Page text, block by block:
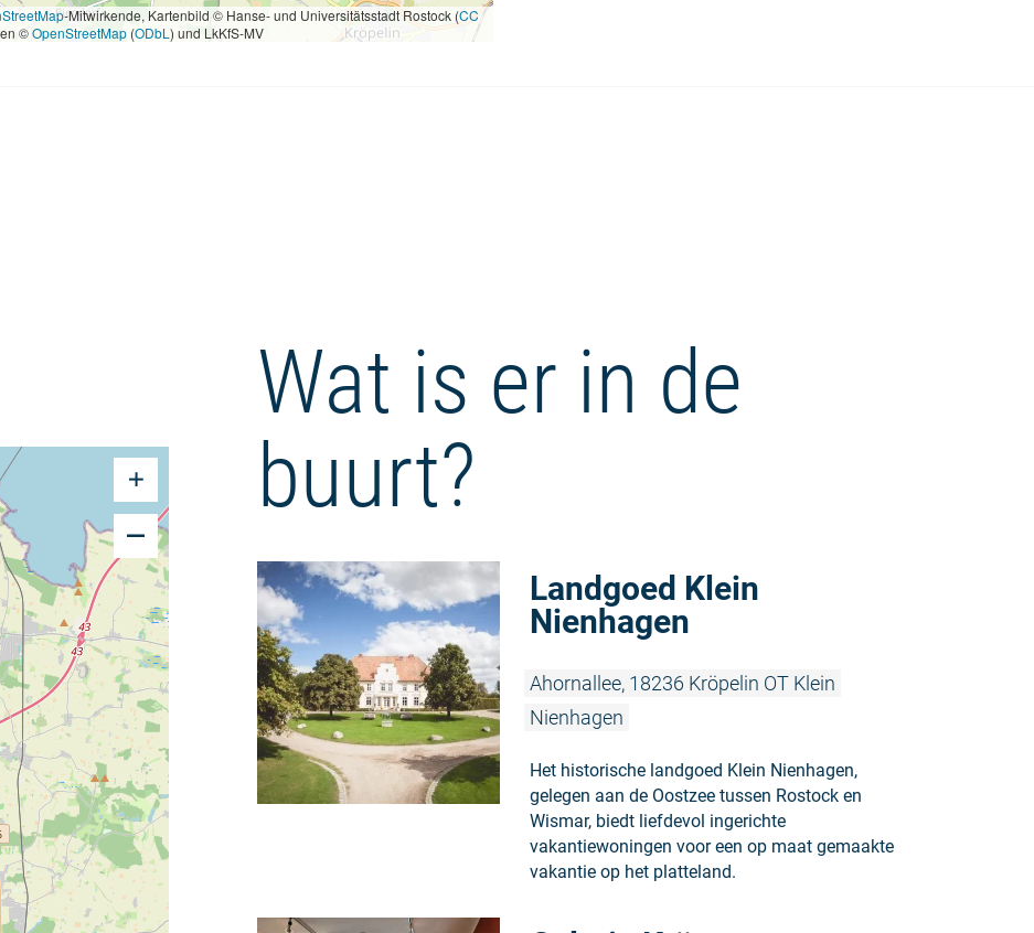
-Mitwirkende, Kartenbild © Hanse- und Universitätsstadt Rostock (CC
©OpenStreetMap(ODbL ) und LkKfS-MV
Wat is er in de
buurt?
Landgoed Klein
Nienhagen
Ahornallee, 18236 Kröpelin OT Klein
Nienhagen
Het historische landgoed Klein Nienhagen,
gelegen aan de Oostzee tussen Rostock en
Wismar, biedt liefdevol ingerichte
vakantiewoningen voor een op maat gemaakte
vakantie op het platteland.